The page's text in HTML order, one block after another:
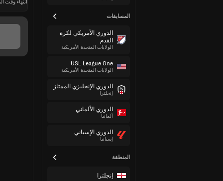
المسابقات
الدوري الأمريكي لكرة
القدم
الولايات المتحدة الأمريكية
USL League One
الولايات المتحدة الأمريكية
الدوري الإنجليزي الممتاز
إنجلترا
الدوري الألماني
ألمانيا
الدوري الإسباني
إسبانيا
المنطقة
إنجلترا
انتهاء وقت